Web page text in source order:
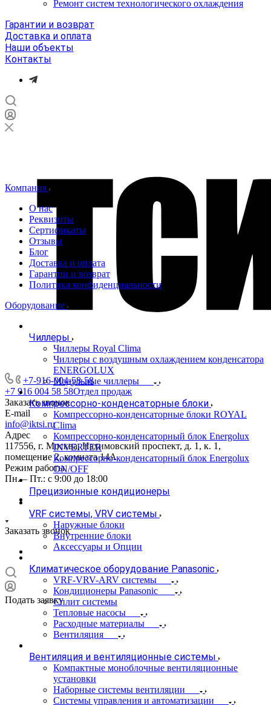
Ремонт систем технологического охлаждения
Гарантии и возврат
Доставка и оплата
Наши объекты
Контакты
+7-916-004-58-58
+7 916 004 58 58Отдел продаж
Заказать звонок
E-mail
info@iktsi.ru
Адрес
117556, г. Москва, Нахимовский проспект, д. 1, к. 1,
помещение 2, комната 14А
Режим работы
Пн. – Пт.: с 9:00 до 18:00
Заказать звонок
Подать заявку
Компания
О нас
Реквизиты
Сертификаты
Отзывы
Блог
Доставка и оплата
Гарантии и возврат
Политика конфиденциальности
Оборудование
Чиллеры
Чиллеры Royal Clima
Чиллеры с воздушным охлаждением конденсатора
ENERGOLUX
Модульные чиллеры
Компрессорно-конденсаторные блоки
Компрессорно-конденсаторные блоки ROYAL
Clima
Компрессорно-конденсаторный блок Energolux
INVERTER
Компрессорно-конденсаторный блок Energolux
ON/OFF
Прецизионные кондиционеры
VRF системы, VRV системы
Наружные блоки
Внутренние блоки
Аксессуары и Опции
Климатическое оборудование Panasonic
VRF-VRV-ARV системы
Кондиционеры Panasonic
Сплит системы
Тепловые насосы
Расходные материалы
Вентиляция
Вентиляция и вентиляционные системы
Компактные моноблочные вентиляционные
установки
Наборные системы вентиляции
Системы управления и автоматизации